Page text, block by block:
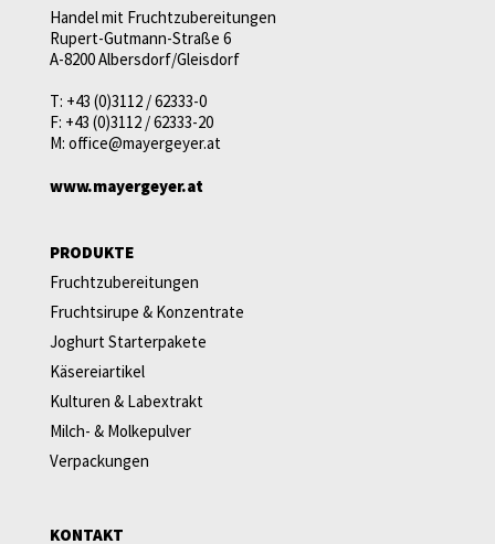
Handel mit Fruchtzubereitungen
Rupert-Gutmann-Straße 6
A-8200 Albersdorf/Gleisdorf
T: +43 (0)3112 / 62333-0
F: +43 (0)3112 / 62333-20
M: office@mayergeyer.at
www.mayergeyer.at
PRODUKTE
Fruchtzubereitungen
Fruchtsirupe & Konzentrate
Joghurt Starterpakete
Käsereiartikel
Kulturen & Labextrakt
Milch- & Molkepulver
Verpackungen
KONTAKT